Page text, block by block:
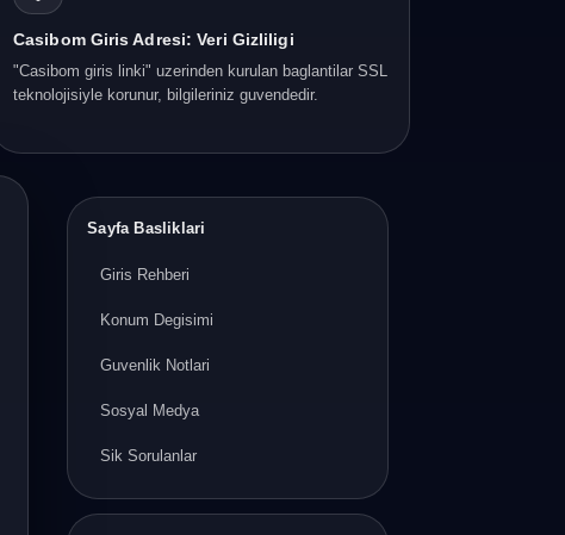
Casibom Giris Adresi: Veri Gizliligi
"Casibom giris linki" uzerinden kurulan baglantilar SSL
teknolojisiyle korunur, bilgileriniz guvendedir.
Sayfa Basliklari
Giris Rehberi
Konum Degisimi
Guvenlik Notlari
Sosyal Medya
Sik Sorulanlar